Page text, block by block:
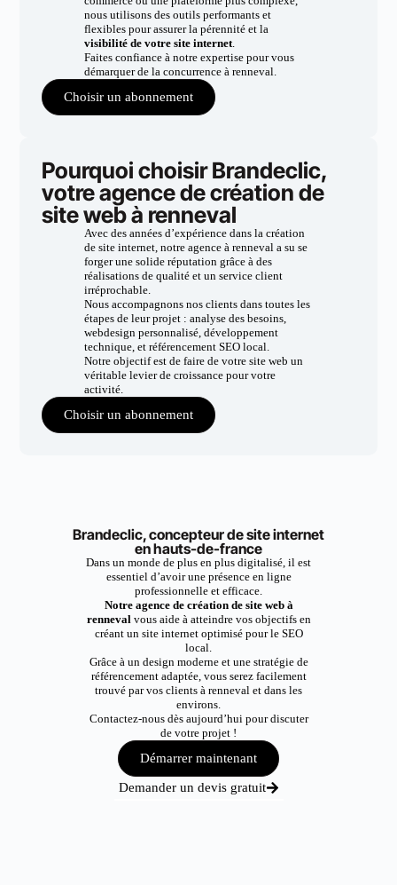
nous utilisons des outils performants et
flexibles pour assurer la pérennité et la
visibilité de votre site internet.
Faites confiance à notre expertise pour vous
démarquer de la concurrence à renneval.
Choisir un abonnement
Pourquoi choisir Brandeclic,
votre agence de création de
site web à renneval
Avec des années d’expérience dans la création
de site internet, notre agence à renneval a su se
forger une solide réputation grâce à des
réalisations de qualité et un service client
irréprochable.
Nous accompagnons nos clients dans toutes les
étapes de leur projet : analyse des besoins,
webdesign personnalisé, développement
technique, et référencement SEO local.
Notre objectif est de faire de votre site web un
véritable levier de croissance pour votre
activité.
Choisir un abonnement
Brandeclic, concepteur de site internet
en hauts-de-france
Dans un monde de plus en plus digitalisé, il est
essentiel d’avoir une présence en ligne
professionnelle et efficace.
Notre agence de création de site web à
rennevalvous aide à atteindre vos objectifs en
créant un site internet optimisé pour le SEO
local.
Grâce à un design moderne et une stratégie de
référencement adaptée, vous serez facilement
trouvé par vos clients à renneval et dans les
environs.
Contactez-nous dès aujourd’hui pour discuter
de votre projet !
Démarrer maintenant
Demander un devis gratuit